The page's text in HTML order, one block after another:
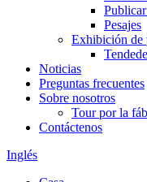
Pesajes
Exhibición de
Noticias
Preguntas frecuentes
Sobre nosotros
Tour por la
Contáctenos
Inglés